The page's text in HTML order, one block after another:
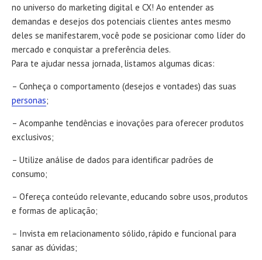
no universo do marketing digital e CX! Ao entender as
demandas e desejos dos potenciais clientes antes mesmo
deles se manifestarem, você pode se posicionar como líder do
mercado e conquistar a preferência deles.
Para te ajudar nessa jornada, listamos algumas dicas:
– Conheça o comportamento (desejos e vontades) das suas
personas;
– Acompanhe tendências e inovações para oferecer produtos
exclusivos;
– Utilize análise de dados para identificar padrões de
consumo;
– Ofereça conteúdo relevante, educando sobre usos, produtos
e formas de aplicação;
– Invista em relacionamento sólido, rápido e funcional para
sanar as dúvidas;